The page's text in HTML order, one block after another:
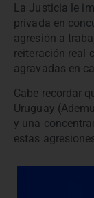
La Justicia le
privada en
agresión a
reiteración real
agravadas en
Cabe recordar
Uruguay
y una
estas